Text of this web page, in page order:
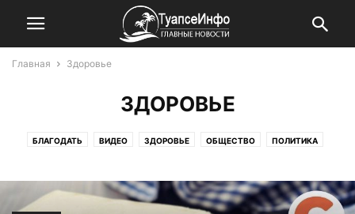
Главная Здоровье
ЗДОРОВЬЕ
БЛАГОДАТЬ ВИДЕО ЗДОРОВЬЕ ОБЩЕСТВО ПОЛИТИКА